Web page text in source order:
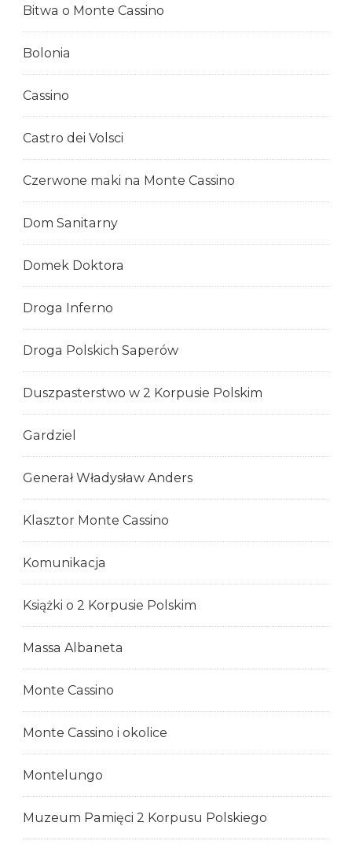
Bitwa o Monte Cassino
Bolonia
Cassino
Castro dei Volsci
Czerwone maki na Monte Cassino
Dom Sanitarny
Domek Doktora
Droga Inferno
Droga Polskich Saperów
Duszpasterstwo w 2 Korpusie Polskim
Gardziel
Generał Władysław Anders
Klasztor Monte Cassino
Komunikacja
Książki o 2 Korpusie Polskim
Massa Albaneta
Monte Cassino
Monte Cassino i okolice
Montelungo
Muzeum Pamięci 2 Korpusu Polskiego